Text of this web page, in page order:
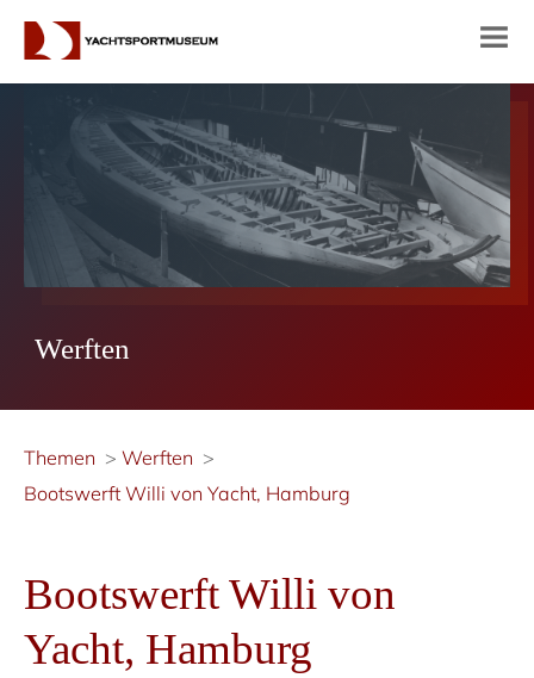
Werften
Themen
Werften
Bootswerft Willi von Yacht, Hamburg
Bootswerft Willi von
Yacht, Hamburg